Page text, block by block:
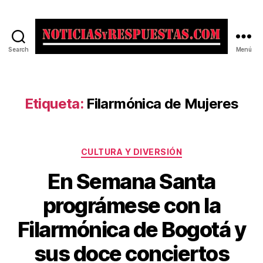
Search Menú
Etiqueta: Filarmónica de Mujeres
Categorías
CULTURA Y DIVERSIÓN
En Semana Santa
prográmese con la
Filarmónica de Bogotá y
sus doce conciertos